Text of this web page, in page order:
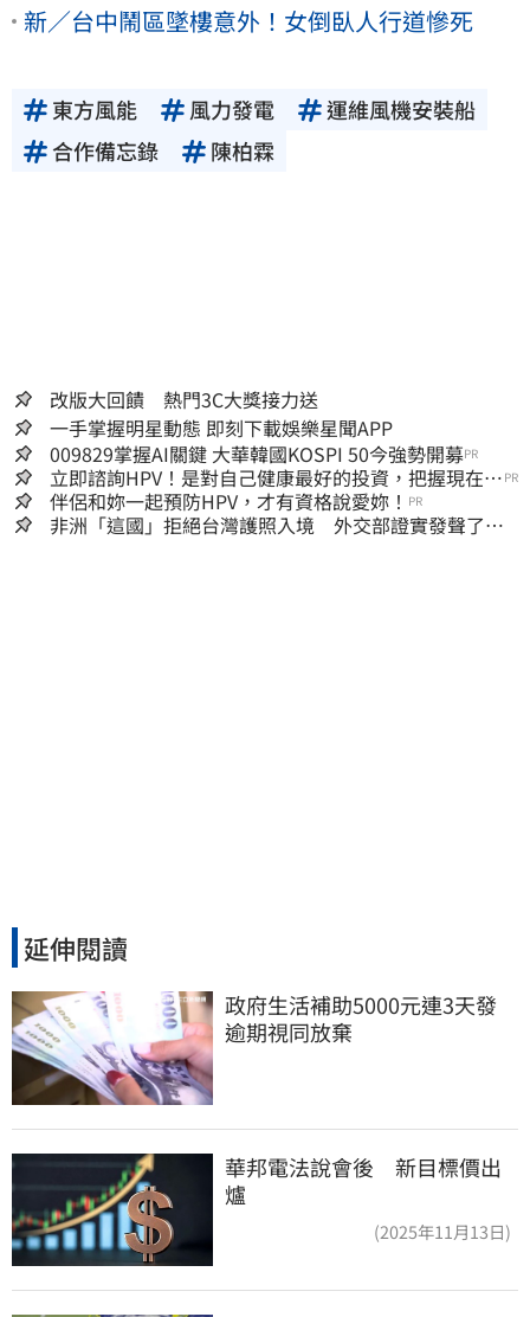
新／台中鬧區墜樓意外！女倒臥人行道慘死
東方風能 風力發電
運維風機安裝船
合作備忘錄
陳柏霖
改版大回饋 熱門3C大獎接力送
一手掌握明星動態 即刻下載娛樂星聞APP
009829掌握AI關鍵 大華韓國KOSPI 50今強勢開募PR
立即諮詢HPV！是對自己健康最好的投資，把握現在不
嫌晚！
PR
伴侶和妳一起預防HPV，才有資格說愛妳！ PR
非洲「這國」拒絕台灣護照入境 外交部證實發聲了：
延伸閱讀
政府生活補助5000元連3天發
逾期視同放棄
華邦電法說會後 新目標價出
爐
(2025年11月13日)